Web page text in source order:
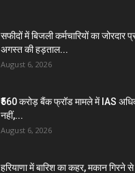
सफीदों में बिजली कर्मचारियों का जोरदार
अगस्त की हड़ताल...
August 6, 2026
₹560 करोड़ बैंक फ्रॉड मामले में IAS
नहीं,...
August 6, 2026
हरियाणा में बारिश का कहर, मकान गिरने